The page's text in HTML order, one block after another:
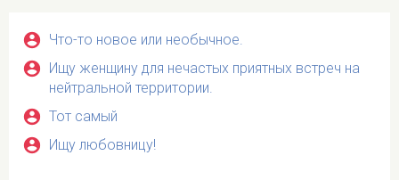
Что-то новое или необычное.
Ищу женщину для нечастых приятных встреч на
нейтральной территории.
Тот самый
Ищу любовницу!